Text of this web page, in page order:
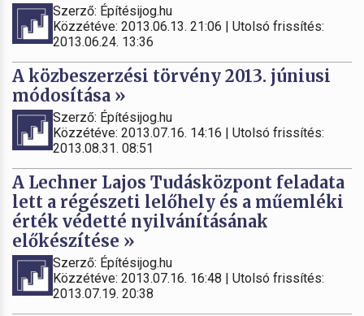
Szerző: Építésijog.hu
Közzétéve: 2013.06.13. 21:06 | Utolsó frissítés:
2013.06.24. 13:36
A közbeszerzési törvény 2013. júniusi
módosítása »
Szerző: Építésijog.hu
Közzétéve: 2013.07.16. 14:16 | Utolsó frissítés:
2013.08.31. 08:51
A Lechner Lajos Tudásközpont feladata
lett a régészeti lelőhely és a műemléki
érték védetté nyilvánításának
előkészítése »
Szerző: Építésijog.hu
Közzétéve: 2013.07.16. 16:48 | Utolsó frissítés:
2013.07.19. 20:38